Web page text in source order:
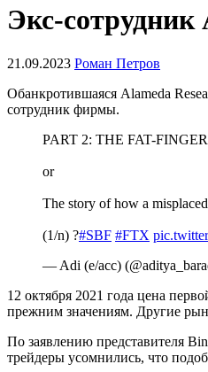
Экс-сотрудник
21.09.2023 Роман Петров
Обанкротившаяся Alameda
сотрудник фирмы.
PART 2: THE FAT-FINGER
or
The story of how a
(1/n) ?#SBF #FTX
— Adi (e/acc)
12 октября 2021 года цена
прежним значениям. Другие
По заявлению представителя
трейдеры усомнились, что